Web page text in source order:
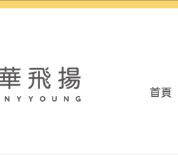
首頁